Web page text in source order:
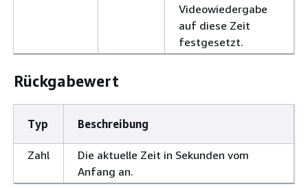
Videowiedergabe
auf diese Zeit
festgesetzt.
Rückgabewert
Typ Beschreibung
Zahl
Die aktuelle Zeit in Sekunden vom
Anfang an.